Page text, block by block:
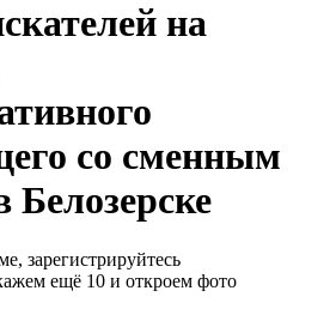
на
со сменным
зарегистрируйтесь
ещё 10 и откроем фото